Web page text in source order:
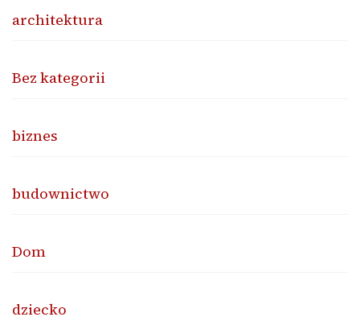
architektura
Bez kategorii
biznes
budownictwo
Dom
dziecko